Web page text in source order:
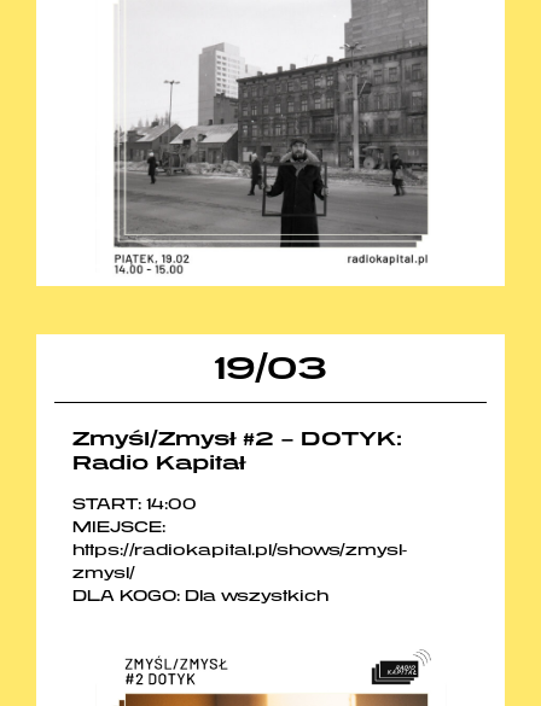
19/03
Zmyśl/Zmysł #2 – DOTYK:
Radio Kapitał
START: 14:00
MIEJSCE:
https://radiokapital.pl/shows/zmysl-
zmysl/
DLA KOGO: Dla wszystkich